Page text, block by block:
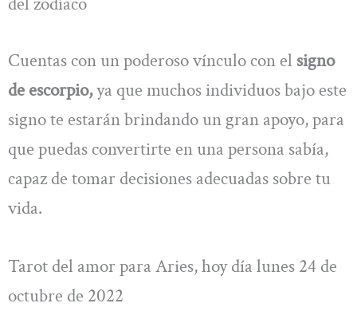
Cuentas con un poderoso vínculo con el signo
de escorpio,ya que muchos individuos bajo este
signo te estarán brindando un gran apoyo, para
que puedas convertirte en una persona sabía,
capaz de tomar decisiones adecuadas sobre tu
vida.
Tarot del amor para Aries, hoy día lunes 24 de
octubre de 2022